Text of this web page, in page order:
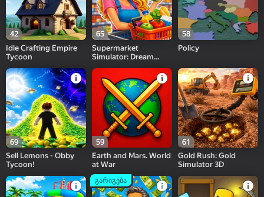
42
Idle Crafting Empire
Tycoon
65
Supermarket
Simulator: Dream
58
Policy
69
Sell Lemons - Obby
Tycoon!
59
Earth and Mars. World
at War
61
Gold Rush: Gold
Simulator 3D
გარიგება